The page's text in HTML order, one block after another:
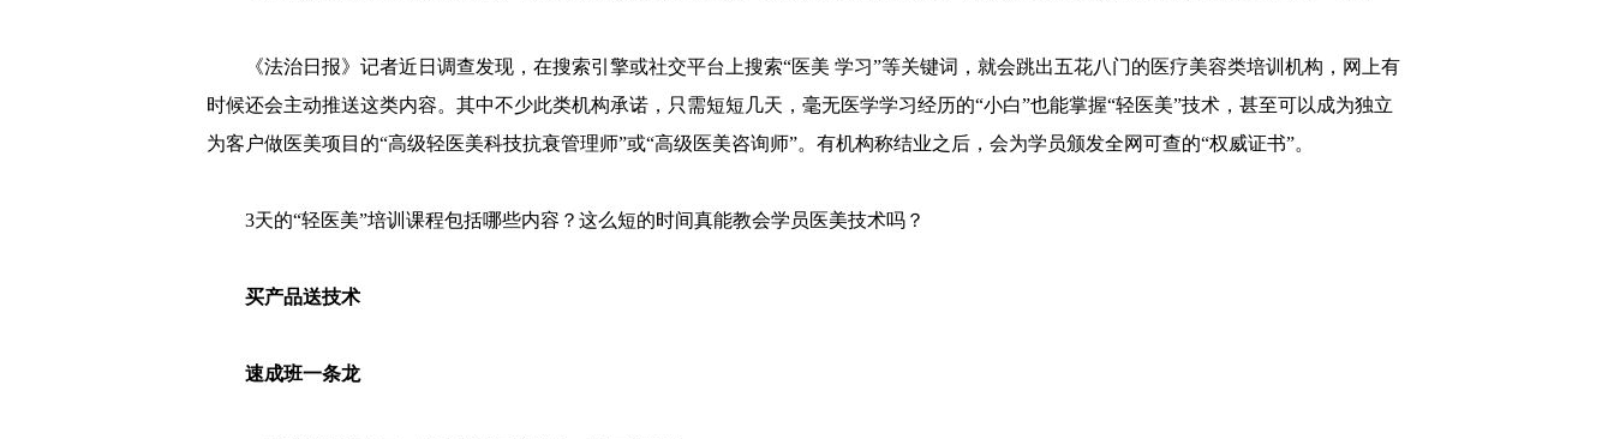
《法治日报》记者近日调查发现，在搜索引擎或社交平台上搜索“医美 学习”等关键词，就会跳出五花八门的医疗美容类培训机构，网上有
时候还会主动推送这类内容。其中不少此类机构承诺，只需短短几天，毫无医学学习经历的“小白”也能掌握“轻医美”技术，甚至可以成为独立
为客户做医美项目的“高级轻医美科技抗衰管理师”或“高级医美咨询师”。有机构称结业之后，会为学员颁发全网可查的“权威证书”。
3天的“轻医美”培训课程包括哪些内容？这么短的时间真能教会学员医美技术吗？
买产品送技术
速成班一条龙